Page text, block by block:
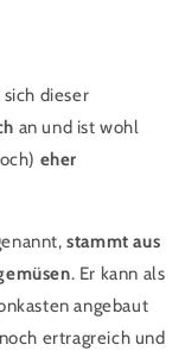
dieser
an und ist wohl
eher
stammt aus
. Er kann als
angebaut
ertragreich und